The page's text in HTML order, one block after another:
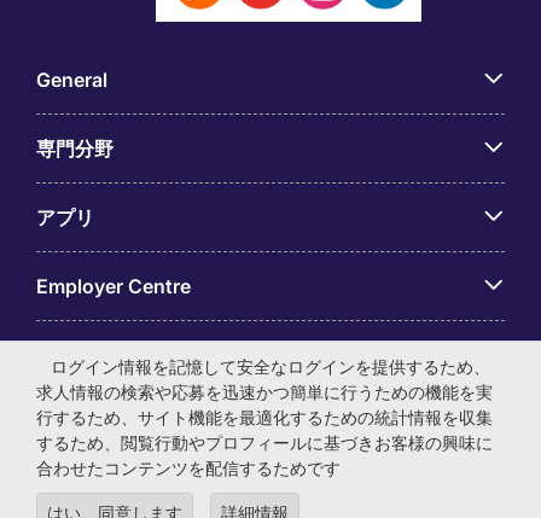
General
専門分野
アプリ
Employer Centre
© マイケル・ペイジ・インターナショナル・ジャパン株式会
社 法人番号：0104-01-043253 本社所在地：〒105-0001 東
京都港区虎ノ門4-3-13 ヒューリック神谷町ビル6階 有料職業
紹介事業許可番号：13-ユ-040405 ／ 労働者派遣事業許可番
ログイン情報を記憶して安全なログインを提供するため、
求人情報の検索や応募を迅速かつ簡単に行うための機能を実
行するため、サイト機能を最適化するための統計情報を収集
するため、閲覧行動やプロフィールに基づきお客様の興味に
合わせたコンテンツを配信するためです
はい、同意します 詳細情報